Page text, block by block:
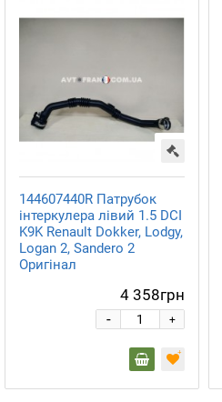
144607440R Патрубок
інтеркулера лівий 1.5 DCI
K9K Renault Dokker, Lodgy,
Logan 2, Sandero 2
Оригінал
4 358грн
+
-